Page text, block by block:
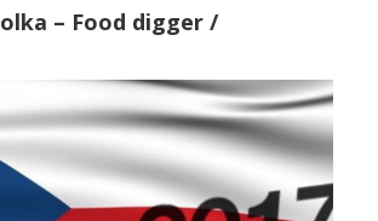
Holka – Food digger / jídlokopka
– Food digger /
0